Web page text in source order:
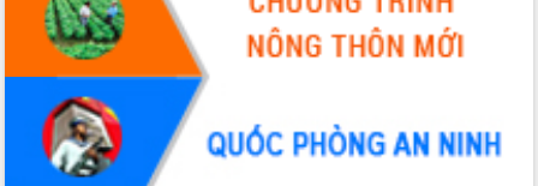
sống người dân từ những mô hình thiết
thực
Quyết liệt tháo gỡ vướng mắc, đẩy
nhanh tiến độ các dự án trọng điểm
trong Khu kinh tế Nam Phú Yên
Hòn Yến phát triển du lịch gắn với bảo
tồn biển